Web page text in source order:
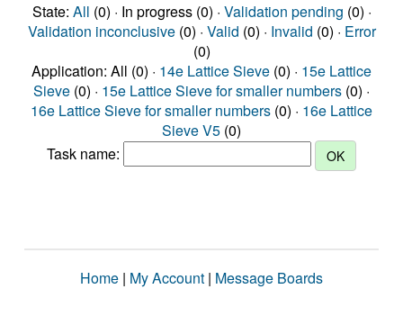
State: All (0) · In progress (0) · Validation pending (0) ·
Validation inconclusive(0) · Valid (0) · Invalid (0) · Error
(0)
Application: All (0) · 14e Lattice Sieve (0) · 15e Lattice
Sieve (0) · 15e Lattice Sieve for smaller numbers (0) ·
16e Lattice Sieve for smaller numbers (0) · 16e Lattice
Sieve V5 (0)
Task name:
Home | My Account | Message Boards